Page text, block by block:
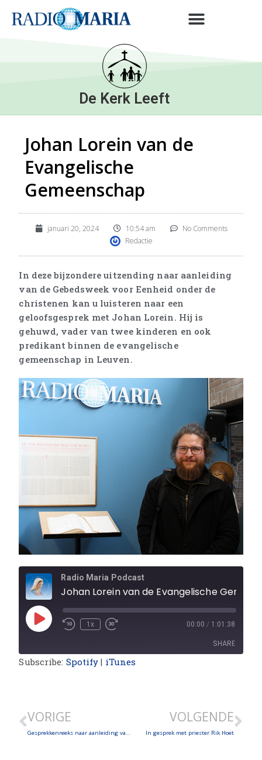
De Kerk Leeft
Johan Lorein van de
Evangelische
Gemeenschap
januari 20, 2024 10:54 am
No Comments
Redactie
In deze bijzondere uitzending naar aanleiding
van de Gebedsweek voor Eenheid onder de
christenen kan u luisteren naar een
geloofsgesprek met Johan Lorein. Hij is
gehuwd, vader van twee kinderen en ook
predikant binnen de evangelische
gemeenschap in Leuven.
Radio Maria Podcast
1x 00:00 / 1:01:38
SHARE
Subscribe: Spotify | iTunes
VORIGE
Gesprekkenreeks naar aanleiding van de gebedsweek voor eenheid van de christenen
VOLGENDE
In gesprek met priester Rik Hoet